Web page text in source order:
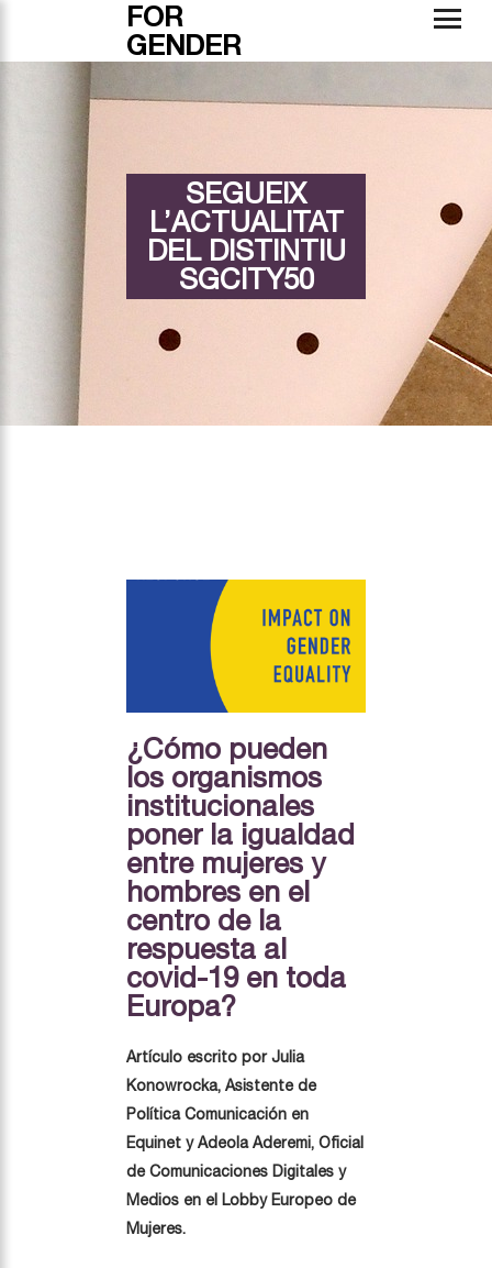
FOR
GENDER
SEGUEIX
L’ACTUALITAT
DEL DISTINTIU
SGCITY50
¿Cómo pueden
los organismos
institucionales
poner la igualdad
entre mujeres y
hombres en el
centro de la
respuesta al
covid-19 en toda
Europa?
Artículo escrito por Julia
Konowrocka, Asistente de
Política Comunicación en
Equinet y Adeola Aderemi, Oficial
de Comunicaciones Digitales y
Medios en el Lobby Europeo de
Mujeres.